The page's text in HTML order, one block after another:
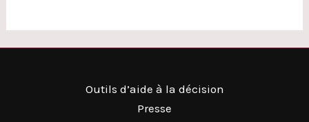
Outils d’aide à la décision
Presse